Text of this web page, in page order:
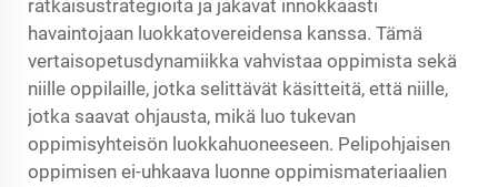
ratkaisustrategioita ja jakavat innokkaasti
havaintojaan luokkatovereidensa kanssa. Tämä
vertaisopetusdynamiikka vahvistaa oppimista sekä
niille oppilaille, jotka selittävät käsitteitä, että niille,
jotka saavat ohjausta, mikä luo tukevan
oppimisyhteisön luokkahuoneeseen. Pelipohjaisen
oppimisen ei-uhkaava luonne oppimismateriaalien